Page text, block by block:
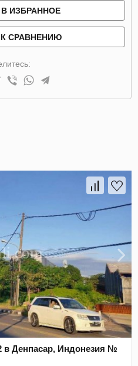
ИЗБРАННОЕ
СРАВНЕНИЮ
в Денпасар, Индонезия №